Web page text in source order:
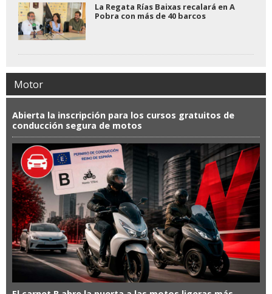
La Regata Rías Baixas recalará en A
Pobra con más de 40 barcos
Motor
Abierta la inscripción para los cursos gratuitos de
conducción segura de motos